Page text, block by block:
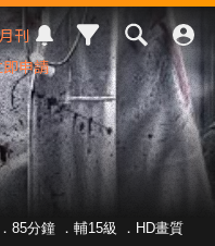
申請
刊
85分鐘 ． 輔15級 ．HD畫質